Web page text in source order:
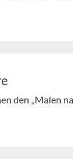
den „Malen